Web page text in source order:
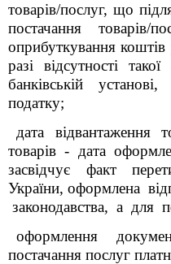
товарів/послуг, що
постачання
оприбуткування коштів
разі відсутності
банківській
податку;
дата відвантаження
товарів - дата
засвідчує факт
України, оформлена
законодавства, а для
оформлення
постачання послуг